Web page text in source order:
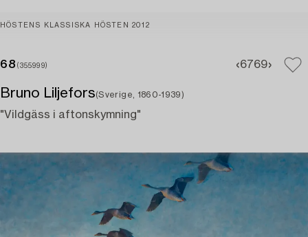
HÖSTENS KLASSISKA HÖSTEN 2012
68 (355999) 6769
Bruno Liljefors(Sverige, 1860-1939)
"Vildgäss i aftonskymning"